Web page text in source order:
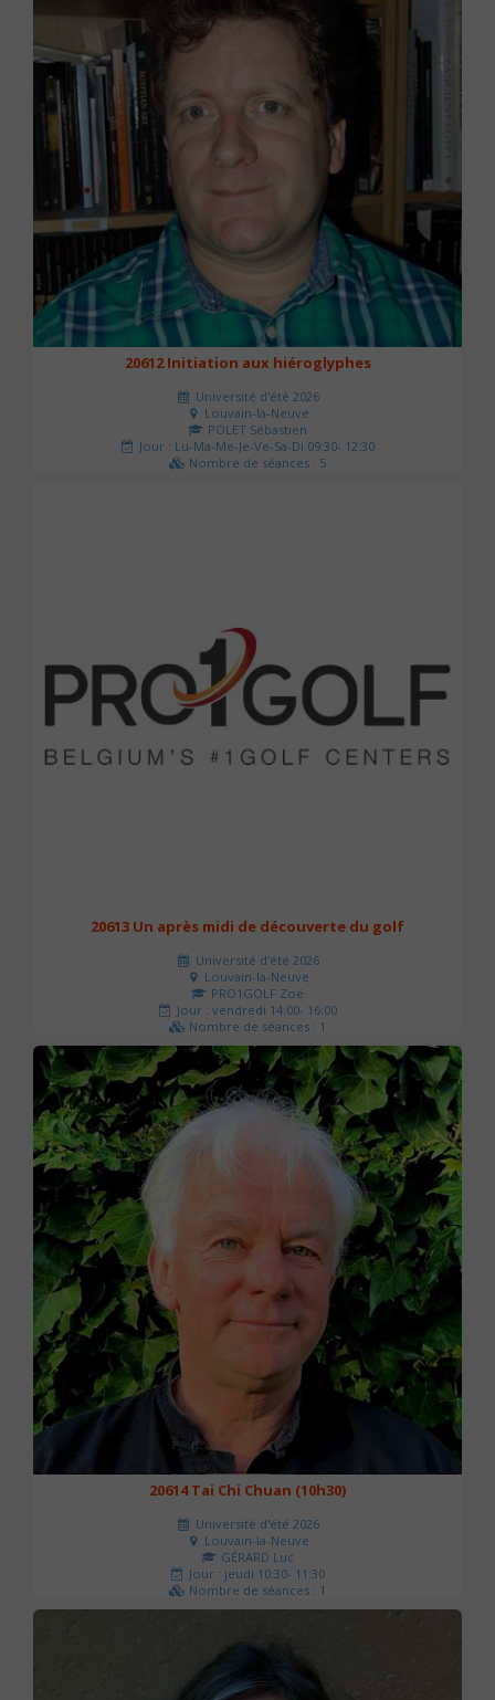
20612 Initiation aux hiéroglyphes
Université d'été 2026
Louvain-la-Neuve
POLET Sébastien
Jour : Lu-Ma-Me-Je-Ve-Sa-Di 09:30- 12:30
Nombre de séances : 5
20613 Un après midi de découverte du golf
Université d'été 2026
Louvain-la-Neuve
PRO1GOLF Zoé
Jour : vendredi 14:00- 16:00
Nombre de séances : 1
45 €
20614 Tai Chi Chuan (10h30)
Université d'été 2026
Louvain-la-Neuve
GÉRARD Luc
Jour : jeudi 10:30- 11:30
Nombre de séances : 1
0 €